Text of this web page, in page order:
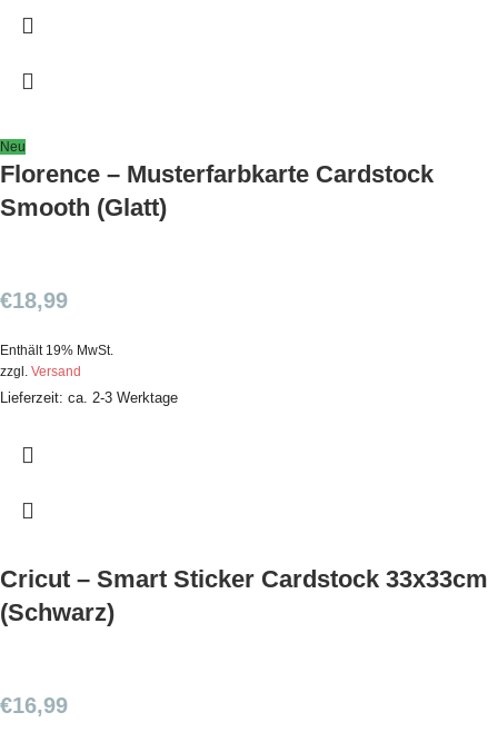
Neu
Florence – Musterfarbkarte Cardstock
Smooth (Glatt)
€18,99
Enthält 19% MwSt.
zzgl. Versand
Lieferzeit: ca. 2-3 Werktage
Cricut – Smart Sticker Cardstock 33x33cm
(Schwarz)
€16,99